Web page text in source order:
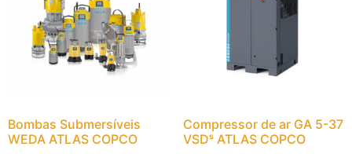
Bombas Submersíveis
WEDA ATLAS COPCO
Compressor de ar GA 5-37
VSDˢ ATLAS COPCO